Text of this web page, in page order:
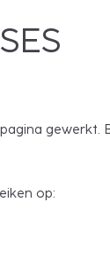
gewerkt.
op: